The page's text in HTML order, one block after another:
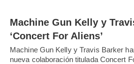
Machine Gun Kelly y
‘Concert For Aliens’
Machine Gun Kelly y Travis Barker
nueva colaboración titulada Concert